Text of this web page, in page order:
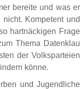
bereite und was er
Kompetent und
hartnäckigen Frage
Thema Datenklau
der Volksparteien
könne.
und Jugendliche